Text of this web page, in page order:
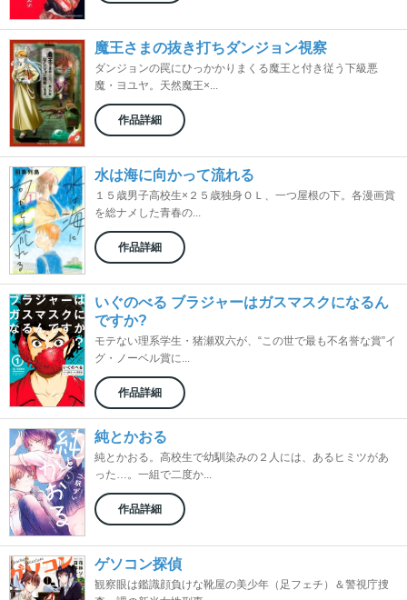
魔王さまの抜き打ちダンジョン視察
ダンジョンの罠にひっかかりまくる魔王と付き従う下級悪
魔・ヨユヤ。天然魔王×...
作品詳細
水は海に向かって流れる
１５歳男子高校生×２５歳独身ＯＬ、一つ屋根の下。各漫画賞
を総ナメした青春の...
作品詳細
いぐのべる ブラジャーはガスマスクになるん
ですか?
モテない理系学生・猪瀬双六が、“この世で最も不名誉な賞”イ
グ・ノーベル賞に...
作品詳細
純とかおる
純とかおる。高校生で幼馴染みの２人には、あるヒミツがあ
った…。一組で二度か...
作品詳細
ゲソコン探偵
観察眼は鑑識顔負けな靴屋の美少年（足フェチ）＆警視庁捜